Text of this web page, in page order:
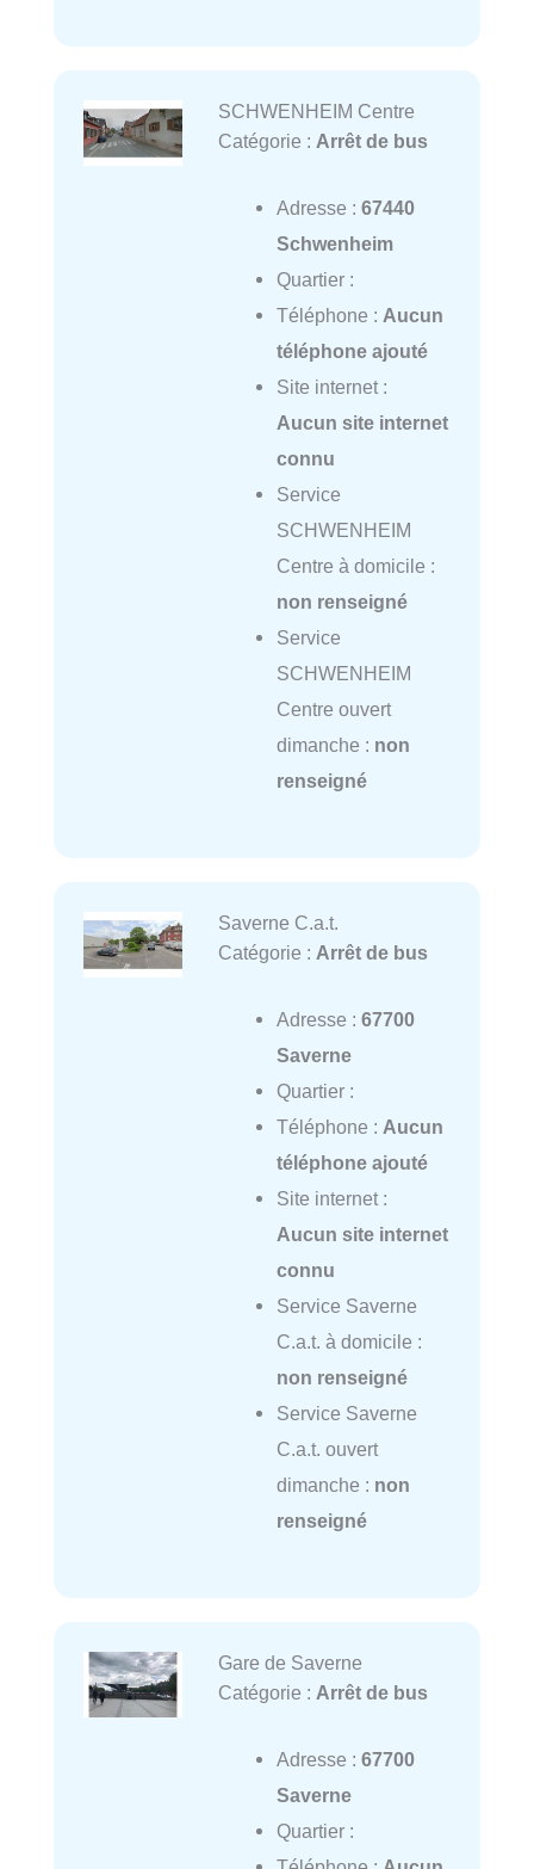
SCHWENHEIM Centre
Catégorie : Arrêt de bus
Adresse : 67440
Schwenheim
Quartier :
Téléphone : Aucun
téléphone ajouté
Site internet :
Aucun site internet
connu
Service
SCHWENHEIM
Centre à domicile :
non renseigné
Service
SCHWENHEIM
Centre ouvert
dimanche : non
renseigné
Saverne C.a.t.
Catégorie : Arrêt de bus
Adresse : 67700
Saverne
Quartier :
Téléphone : Aucun
téléphone ajouté
Site internet :
Aucun site internet
connu
Service Saverne
C.a.t. à domicile :
non renseigné
Service Saverne
C.a.t. ouvert
dimanche : non
renseigné
Gare de Saverne
Catégorie : Arrêt de bus
Adresse : 67700
Saverne
Quartier :